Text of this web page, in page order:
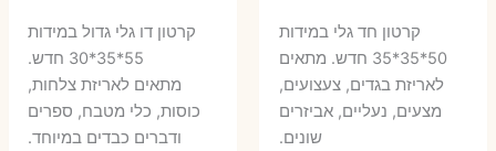
המקורי
היה:
8 ₪.
הנוכחיקרטון חד גלי במידות
50*35*35 חדש. מתאים
לאריזת בגדים, צעצועים,
מצעים, נעליים, אביזרים
שונים.
היה:
10 ₪.
7 ₪.
קרטון דו גלי גדול במידות
55*35*30 חדש.
מתאים לאריזת צלחות,
כוסות, כלי מטבח, ספרים
ודברים כבדים במיוחד.